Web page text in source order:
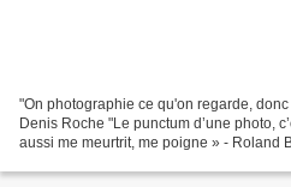
"On photographie ce qu'on regarde,
Denis Roche "Le punctum d’une photo,
aussi me meurtrit, me poigne » - Roland